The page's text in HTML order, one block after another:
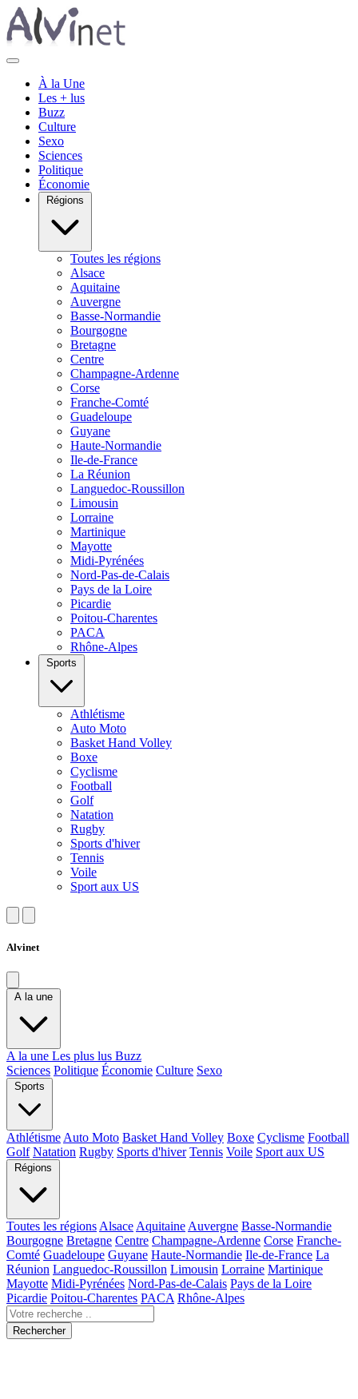
À la Une
Les + lus
Buzz
Culture
Sexo
Sciences
Politique
Économie
Régions
Toutes les régions
Alsace
Aquitaine
Auvergne
Basse-Normandie
Bourgogne
Bretagne
Centre
Champagne-Ardenne
Corse
Franche-Comté
Guadeloupe
Guyane
Haute-Normandie
Ile-de-France
La Réunion
Languedoc-Roussillon
Limousin
Lorraine
Martinique
Mayotte
Midi-Pyrénées
Nord-Pas-de-Calais
Pays de la Loire
Picardie
Poitou-Charentes
PACA
Rhône-Alpes
Sports
Athlétisme
Auto Moto
Basket Hand Volley
Boxe
Cyclisme
Football
Golf
Natation
Rugby
Sports d'hiver
Tennis
Voile
Sport aux US
Alvinet
A la une
A la une Les plus lus Buzz
Sciences Politique Économie Culture Sexo
Sports
Athlétisme Auto Moto Basket Hand Volley Boxe Cyclisme Football
Golf Natation Rugby Sports d'hiver Tennis Voile Sport aux US
Régions
Toutes les régions Alsace Aquitaine Auvergne Basse-Normandie
Bourgogne Bretagne Centre Champagne-Ardenne Corse Franche-
Comté Guadeloupe Guyane Haute-Normandie Ile-de-France La
Réunion Languedoc-Roussillon Limousin Lorraine Martinique
Mayotte Midi-Pyrénées Nord-Pas-de-Calais Pays de la Loire
Picardie Poitou-Charentes PACA Rhône-Alpes
Rechercher